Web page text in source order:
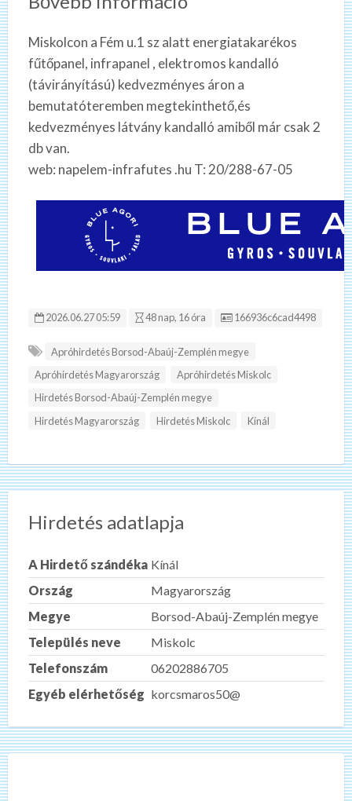
Miskolcon a Fém u.1 sz alatt energiatakarékos
fűtőpanel, infrapanel , elektromos kandalló
(távirányítású) kedvezményes áron a
bemutatóteremben megtekinthető,és
kedvezményes látvány kandalló amiből már csak 2
db van.
web: napelem-infrafutes .hu T: 20/288-67-05
2026.06.27 05:59 48 nap, 16 óra Hirdetés ID:
166936c6cad4498
Apróhirdetés Borsod-Abaúj-Zemplén megye
Apróhirdetés Magyarország
Apróhirdetés Miskolc
Hirdetés Borsod-Abaúj-Zemplén megye
Hirdetés Magyarország
Hirdetés Miskolc Kínál
Hirdetés adatlapja
A Hirdető szándéka Kínál
Ország
Magyarország
Megye
Borsod-Abaúj-Zemplén megye
Település neve
Miskolc
Telefonszám
06202886705
Egyéb elérhetőség korcsmaros50@